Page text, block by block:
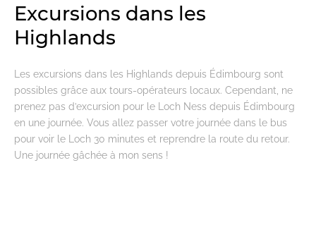
Excursions dans les
Highlands
Les excursions dans les Highlands depuis Édimbourg sont
possibles grâce aux tours-opérateurs locaux. Cependant, ne
prenez pas d’excursion pour le Loch Ness depuis Édimbourg
en une journée. Vous allez passer votre journée dans le bus
pour voir le Loch 30 minutes et reprendre la route du retour.
Une journée gâchée à mon sens !